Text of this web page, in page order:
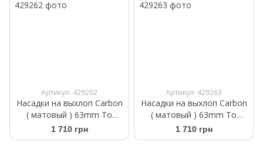
Артикул: 429262
Насадки на выхлоп Carbon
( матовый ) 63mm To
102mm на Akrapovič
1 710 грн
Артикул: 429263
Насадки на выхлоп Carbon
( матовый ) 63mm To
114mm на Akrapovič
1 710 грн